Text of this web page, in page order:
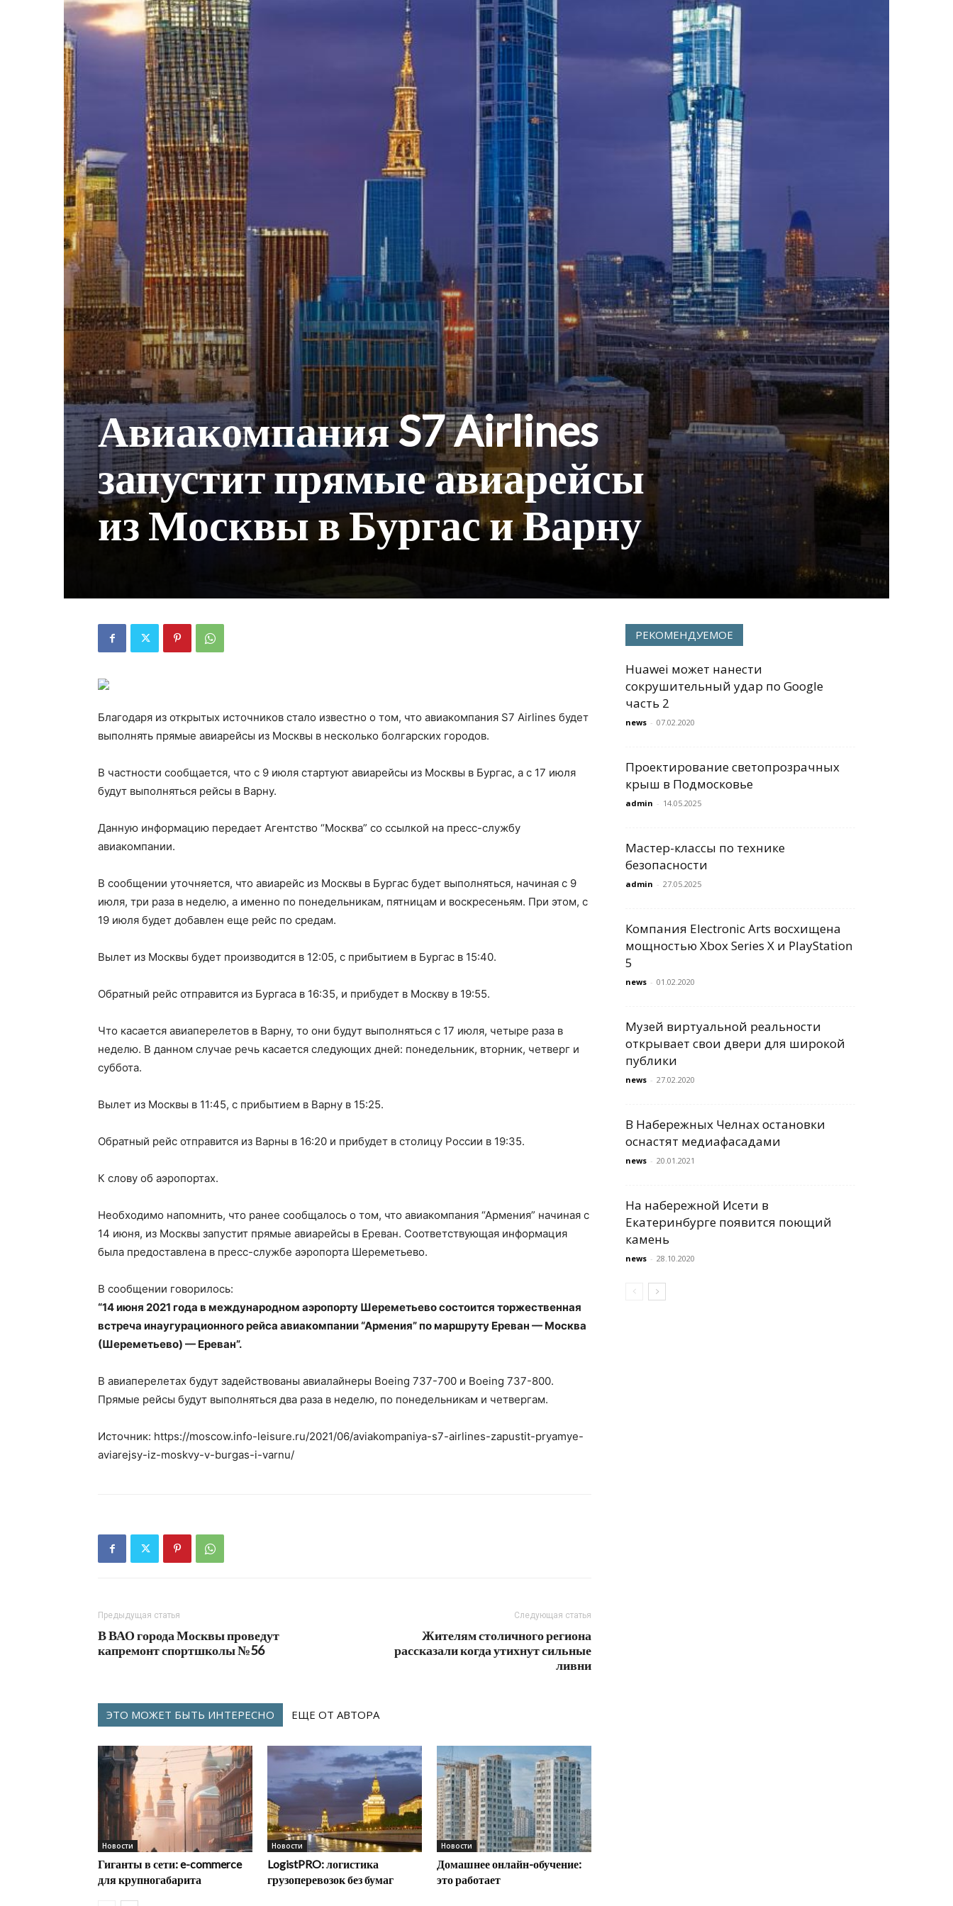
Авиакомпания S7 Airlines
запустит прямые авиарейсы
из Москвы в Бургас и Варну
Благодаря из открытых источников стало известно о том, что авиакомпания S7 Airlines будет
выполнять прямые авиарейсы из Москвы в несколько болгарских городов.
В частности сообщается, что с 9 июля стартуют авиарейсы из Москвы в Бургас, а с 17 июля
будут выполняться рейсы в Варну.
Данную информацию передает Агентство “Москва” со ссылкой на пресс-службу
авиакомпании.
В сообщении уточняется, что авиарейс из Москвы в Бургас будет выполняться, начиная с 9
июля, три раза в неделю, а именно по понедельникам, пятницам и воскресеньям. При этом, с
19 июля будет добавлен еще рейс по средам.
Вылет из Москвы будет производится в 12:05, с прибытием в Бургас в 15:40.
Обратный рейс отправится из Бургаса в 16:35, и прибудет в Москву в 19:55.
Что касается авиаперелетов в Варну, то они будут выполняться с 17 июля, четыре раза в
неделю. В данном случае речь касается следующих дней: понедельник, вторник, четверг и
суббота.
Вылет из Москвы в 11:45, с прибытием в Варну в 15:25.
Обратный рейс отправится из Варны в 16:20 и прибудет в столицу России в 19:35.
К слову об аэропортах.
Необходимо напомнить, что ранее сообщалось о том, что авиакомпания “Армения” начиная с
14 июня, из Москвы запустит прямые авиарейсы в Ереван. Соответствующая информация
была предоставлена в пресс-службе аэропорта Шереметьево.
В сообщении говорилось:
“14 июня 2021 года в международном аэропорту Шереметьево состоится торжественная
встреча инаугурационного рейса авиакомпании “Армения” по маршруту Ереван — Москва
(Шереметьево) — Ереван”.
В авиаперелетах будут задействованы авиалайнеры Boeing 737-700 и Boeing 737-800.
Прямые рейсы будут выполняться два раза в неделю, по понедельникам и четвергам.
Источник: https://moscow.info-leisure.ru/2021/06/aviakompaniya-s7-airlines-zapustit-pryamye-
aviarejsy-iz-moskvy-v-burgas-i-varnu/
Предыдущая статья
В ВАО города Москвы проведут
капремонт спортшколы №56
Следующая статья
Жителям столичного региона
рассказали когда утихнут сильные
ливни
ЭТО МОЖЕТ БЫТЬ ИНТЕРЕСНО ЕЩЕ ОТ АВТОРА
Новости
Гиганты в сети: e-commerce
для крупногабарита
Новости
LogistPRO: логистика
грузоперевозок без бумаг
Новости
Домашнее онлайн-обучение:
это работает
РЕКОМЕНДУЕМОЕ
Huawei может нанести
сокрушительный удар по Google
часть 2
news - 07.02.2020
Проектирование светопрозрачных
крыш в Подмосковье
admin - 14.05.2025
Мастер-классы по технике
безопасности
admin - 27.05.2025
Компания Electronic Arts восхищена
мощностью Xbox Series X и PlayStation
5
news - 01.02.2020
Музей виртуальной реальности
открывает свои двери для широкой
публики
news - 27.02.2020
В Набережных Челнах остановки
оснастят медиафасадами
news - 20.01.2021
На набережной Исети в
Екатеринбурге появится поющий
камень
news - 28.10.2020